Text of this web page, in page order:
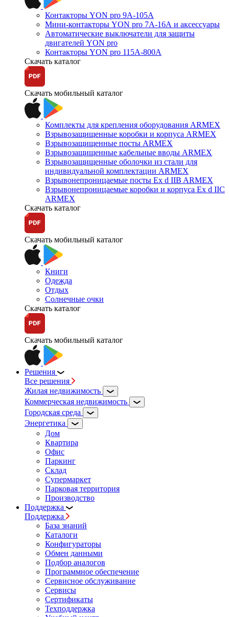
Контакторы YON pro 9А-105А
Мини-контакторы YON pro 7А-16А и аксессуары
Автоматические выключатели для защиты
двигателей YON pro
Контакторы YON pro 115А-800А
Скачать каталог
Скачать мобильный каталог
Комплекты для крепления оборудования ARMEX
Взрывозащищенные коробки и корпуса ARMEX
Взрывозащищенные посты ARMEX
Взрывозащищенные кабельные вводы ARMEX
Взрывозащищенные оболочки из стали для
индивидуальной комплектации ARMEX
Взрывонепроницаемые посты Ex d IIB ARMEX
Взрывонепроницаемые коробки и корпуса Ex d IIС
ARMEX
Скачать каталог
Скачать мобильный каталог
Книги
Одежда
Отдых
Солнечные очки
Скачать каталог
Скачать мобильный каталог
Решения
Все решения
Жилая недвижимость
Коммерческая недвижимость
Городская среда
Энергетика
Дом
Квартира
Офис
Паркинг
Склад
Супермаркет
Парковая территория
Производство
Поддержка
Поддержка
База знаний
Каталоги
Конфигураторы
Обмен данными
Подбор аналогов
Программное обеспечение
Сервисное обслуживание
Сервисы
Сертификаты
Техподдержка